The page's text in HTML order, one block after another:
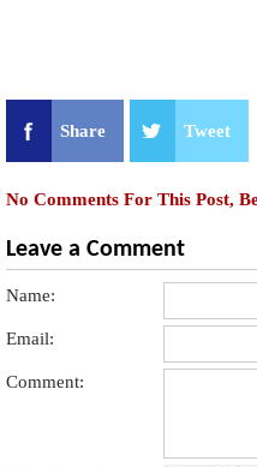
Share Tweet
No Comments For This Post,
Leave a Comment
Name:
Email:
Comment: